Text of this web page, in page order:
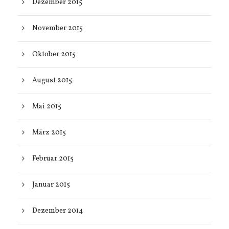
Dezember 2015
November 2015
Oktober 2015
August 2015
Mai 2015
März 2015
Februar 2015
Januar 2015
Dezember 2014